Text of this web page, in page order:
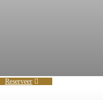
Reserveer